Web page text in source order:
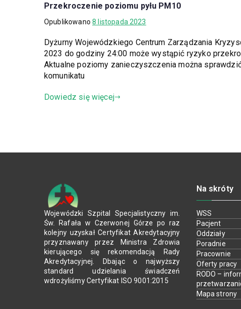
Przekroczenie poziomu pyłu PM10
Opublikowano8 listopada 2023
Dyżurny Wojewódzkiego Centrum Zarządzania
2023 do godziny 24:00 może wystąpić ryzyko
Aktualne poziomy zanieczyszczenia można
komunikatu
Dowiedz się więcej
Wojewódzki Szpital Specjalistyczny im.
Św. Rafała w Czerwonej Górze po raz
kolejny uzyskał Certyfikat Akredytacyjny
przyznawany przez Ministra Zdrowia
kierującego się rekomendacją Rady
Akredytacyjnej. Dbając o najwyższy
standard udzielania świadczeń
wdrożyliśmy Certyfikat ISO 9001:2015
Na skróty
WSS
Pacjent
Oddziały
Poradnie
Pracownie
Oferty pracy
RODO –
Mapa strony